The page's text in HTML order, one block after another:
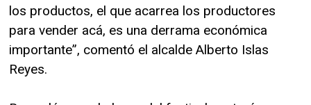
los productos, el que acarrea los productores
para vender acá, es una derrama económica
importante”, comentó el alcalde Alberto Islas
Reyes.